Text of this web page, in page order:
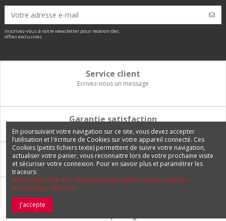
Inscrivez-vous à notre newsletter pour recevoir des
offres exclusives.
Service client
Ecrivez-nous un message
Garantie satisfaction
Vous disposez de 14 jours pour changer d'avis et être remboursé
Paiement 100% sécurisé
Carte bancaire, PayPal, 3 fois sans frais, virement bancaire
Livraison Internationale
Expédition en France, en Europe et vers tous les DOM-TOM
En poursuivant votre navigation sur ce site, vous devez accepter
l’utilisation et l'écriture de Cookies sur votre appareil connecté. Ces
Cookies (petits fichiers texte) permettent de suivre votre navigation,
actualiser votre panier, vous reconnaitre lors de votre prochaine visite
et sécuriser votre connexion. Pour en savoir plus et paramétrer les
traceurs:
http://www.cnil.fr/vos-obligations/sites-web-cookies-et-autres-
traceurs/que-dit-la-loi/
J'accepte